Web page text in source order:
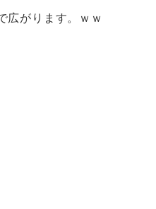
広がります。ｗｗ